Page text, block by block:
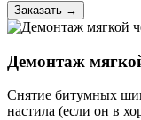
Заказать →
Демонтаж
Снятие битумных
настила (если он в